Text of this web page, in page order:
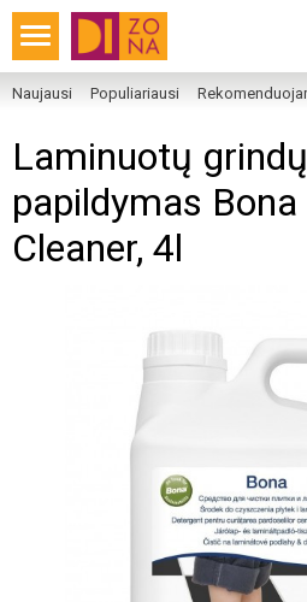
Naujausi Populiariausi
Laminuotų
papildymas
Cleaner, 4l